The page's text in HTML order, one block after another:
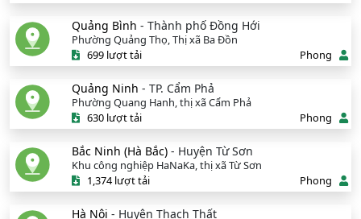
Quảng Bình - Thành phố Đồng Hới
Phường Quảng Thọ, Thị xã Ba Đồn
699 lượt tải
Phong
Quảng Ninh - TP. Cẩm Phả
Phường Quang Hanh, thị xã Cẩm Phả
630 lượt tải
Phong
Bắc Ninh (Hà Bắc) - Huyện Từ Sơn
Khu công nghiệp HaNaKa, thị xã Từ Sơn
1,374 lượt tải
Phong
Hà Nội - Huyện Thạch Thất